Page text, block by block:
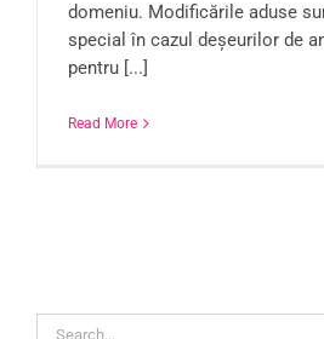
domeniu. Modificările aduse
special în cazul deșeurilor de
pentru [...]
Read More
Search